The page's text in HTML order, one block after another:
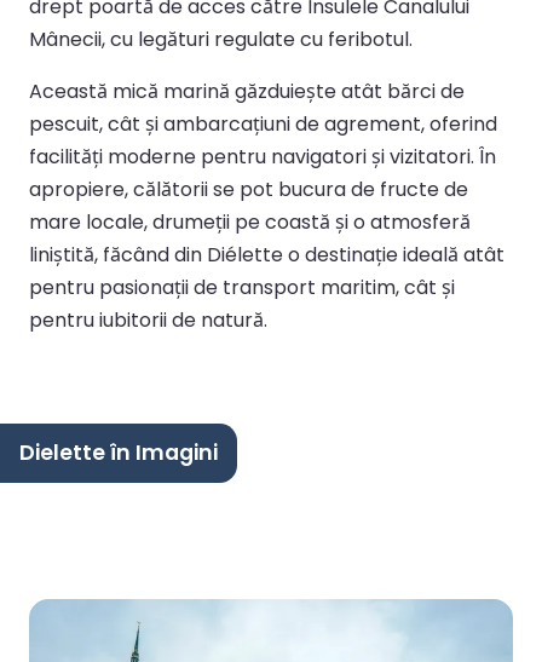
drept poartă de acces către Insulele Canalului
Mânecii, cu legături regulate cu feribotul.
Această mică marină găzduiește atât bărci de
pescuit, cât și ambarcațiuni de agrement, oferind
facilități moderne pentru navigatori și vizitatori. În
apropiere, călătorii se pot bucura de fructe de
mare locale, drumeții pe coastă și o atmosferă
liniștită, făcând din Diélette o destinație ideală atât
pentru pasionații de transport maritim, cât și
pentru iubitorii de natură.
Dielette în Imagini